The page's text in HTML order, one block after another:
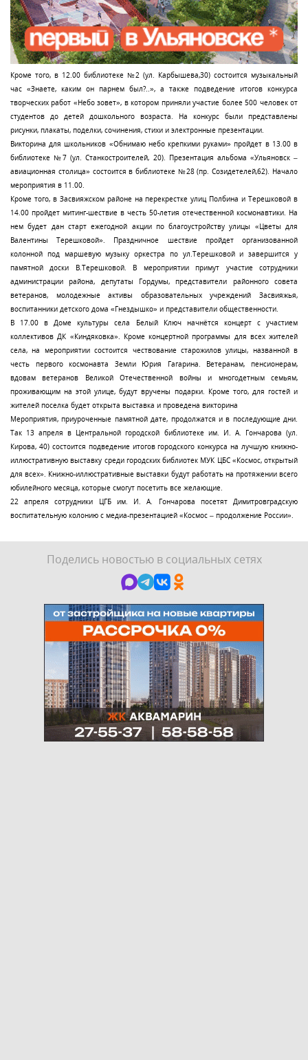
Кроме того, в 12.00 библиотеке №2 (ул. Карбышева,30) состоится музыкальный
час «Знаете, каким он парнем был?..», а также подведение итогов конкурса
творческих работ «Небо зовет», в котором приняли участие более 500 человек от
студентов до детей дошкольного возраста. На конкурс были представлены
рисунки, плакаты, поделки, сочинения, стихи и электронные презентации.
Викторина для школьников «Обнимаю небо крепкими руками» пройдет в 13.00 в
библиотеке №7 (ул. Станкостроителей, 20). Презентация альбома «Ульяновск –
авиационная столица» состоится в библиотеке №28 (пр. Созидетелей,62). Начало
мероприятия в 11.00.
Кроме того, в Засвияжском районе на перекрестке улиц Полбина и Терешковой в
14.00 пройдет митинг-шествие в честь 50-летия отечественной космонавтики. На
нем будет дан старт ежегодной акции по благоустройству улицы «Цветы для
Валентины Терешковой». Праздничное шествие пройдет организованной
колонной под маршевую музыку оркестра по ул.Терешковой и завершится у
памятной доски В.Терешковой. В мероприятии примут участие сотрудники
администрации района, депутаты Гордумы, представители районного совета
ветеранов, молодежные активы образовательных учреждений Засвияжья,
воспитанники детского дома «Гнездышко» и представители общественности.
В 17.00 в Доме культуры села Белый Ключ начнётся концерт с участием
коллективов ДК «Киндяковка». Кроме концертной программы для всех жителей
села, на мероприятии состоится чествование старожилов улицы, названной в
честь первого космонавта Земли Юрия Гагарина. Ветеранам, пенсионерам,
вдовам ветеранов Великой Отечественной войны и многодетным семьям,
проживающим на этой улице, будут вручены подарки. Кроме того, для гостей и
жителей поселка будет открыта выставка и проведена викторина
Мероприятия, приуроченные памятной дате, продолжатся и в последующие дни.
Так 13 апреля в Центральной городской библиотеке им. И. А. Гончарова (ул.
Кирова, 40) состоится подведение итогов городского конкурса на лучшую книжно-
иллюстративную выставку среди городских библиотек МУК ЦБС «Космос, открытый
для всех». Книжно-иллюстративные выставки будут работать на протяжении всего
юбилейного месяца, которые смогут посетить все желающие.
22 апреля сотрудники ЦГБ им. И. А. Гончарова посетят Димитровградскую
воспитательную колонию с медиа-презентацией «Космос – продолжение России».
Поделись новостью в социальных сетях